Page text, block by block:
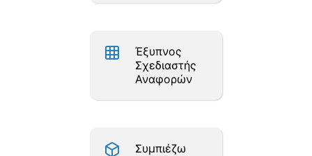
Έξυπνος
Σχεδιαστής
Αναφορών
Συμπιέζω